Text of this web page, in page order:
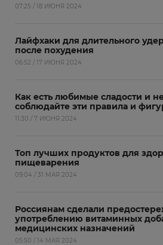
07:25 / 18 ИЮНЯ 2024
Лайфхаки для длительного
после похудения
06:52 / 17 ИЮНЯ 2024
Как есть любимые сладости и
соблюдайте эти правила и
11:30 / 7 ИЮНЯ 2024
Топ лучших продуктов для
пищеварения
09:04 / 31 МАЯ 2024
Россиянам сделали
употреблению витаминных
медицинских назначений
05:50 / 14 МАЯ 2024